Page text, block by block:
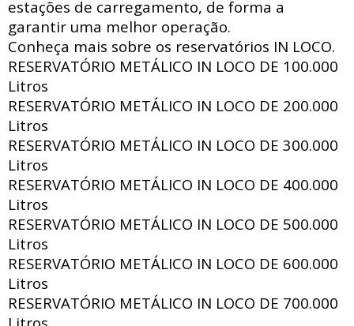
estações de carregamento, de forma a
garantir uma melhor operação.
Conheça mais sobre os reservatórios IN LOCO.
RESERVATÓRIO METÁLICO IN LOCO DE 100.000
Litros
RESERVATÓRIO METÁLICO IN LOCO DE 200.000
Litros
RESERVATÓRIO METÁLICO IN LOCO DE 300.000
Litros
RESERVATÓRIO METÁLICO IN LOCO DE 400.000
Litros
RESERVATÓRIO METÁLICO IN LOCO DE 500.000
Litros
RESERVATÓRIO METÁLICO IN LOCO DE 600.000
Litros
RESERVATÓRIO METÁLICO IN LOCO DE 700.000